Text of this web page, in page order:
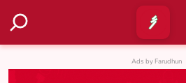
Ads by Farudhun